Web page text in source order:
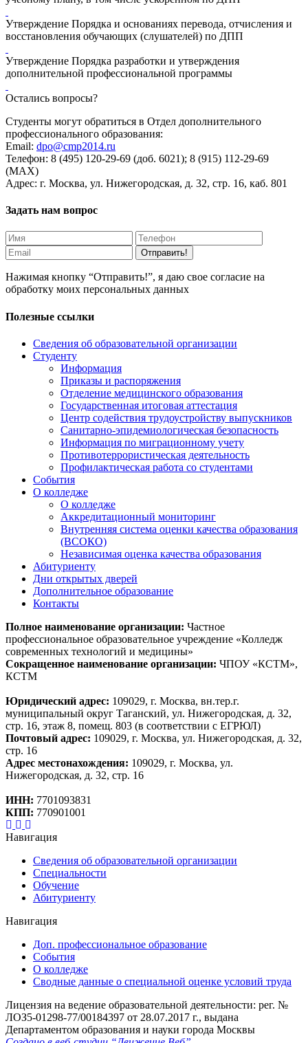
Утверждение Порядка и основаниях перевода, отчисления и
восстановления обучающих (слушателей) по ДПП
Утверждение Порядка разработки и утверждения
дополнительной профессиональной программы
Остались вопросы?
Студенты могут обратиться в Отдел дополнительного
профессионального образования:
Email: dpo@cmp2014.ru
Телефон: 8 (495) 120-29-69 (доб. 6021); 8 (915) 112-29-69
(MAX)
Адрес: г. Москва, ул. Нижегородская, д. 32, стр. 16, каб. 801
Задать нам вопрос
Отправить!
Нажимая кнопку “Отправить!”, я даю свое согласие на
обработку моих персональных данных
Полезные ссылки
Сведения об образовательной организации
Студенту
Информация
Приказы и распоряжения
Отделение медицинского образования
Государственная итоговая аттестация
Центр содействия трудоустройству выпускников
Санитарно-эпидемиологическая безопасность
Информация по миграционному учету
Противотеррористическая деятельность
Профилактическая работа со студентами
События
О колледже
О колледже
Аккредитационный мониторинг
Внутренняя система оценки качества образования
(ВСОКО)
Независимая оценка качества образования
Абитуриенту
Дни открытых дверей
Дополнительное образование
Контакты
Полное наименование организации: Частное
профессиональное образовательное учреждение «Колледж
современных технологий и медицины»
Сокращенное наименование организации: ЧПОУ «КСТМ»,
КСТМ
Юридический адрес: 109029, г. Москва, вн.тер.г.
муниципальный округ Таганский, ул. Нижегородская, д. 32,
стр. 16, этаж 8, помещ. 803 (в соответствии с ЕГРЮЛ)
Почтовый адрес: 109029, г. Москва, ул. Нижегородская, д. 32,
стр. 16
Адрес местонахождения: 109029, г. Москва, ул.
Нижегородская, д. 32, стр. 16
ИНН: 7701093831
КПП: 770901001
Навигация
Сведения об образовательной организации
Специальности
Обучение
Абитуриенту
Навигация
Доп. профессиональное образование
События
О колледже
Сводные данные о специальной оценке условий труда
Лицензия на ведение образовательной деятельности: рег. №
ЛОЗ5-01298-77/00184397 от 28.07.2017 г., выдана
Департаментом образования и науки города Москвы